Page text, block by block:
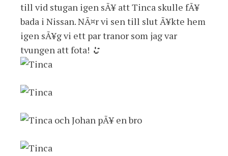
till vid stugan igen sÃ¥ att Tinca skulle fÃ¥
bada i Nissan. NÃ¤r vi sen till slut Ã¥kte hem
igen sÃ¥g vi ett par tranor som jag var
tvungen att fota!